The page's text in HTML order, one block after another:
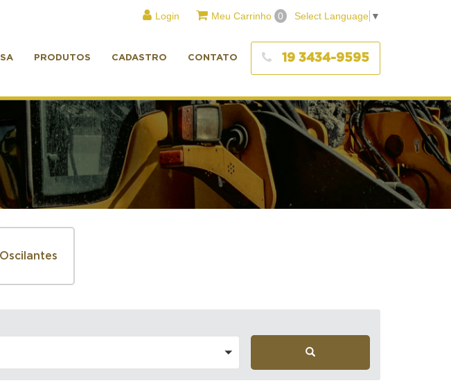
Login Meu Carrinho 0 Select Language ▼
PRODUTOS CADASTRO CONTATO 19 3434-9595